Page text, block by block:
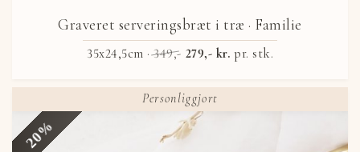
Graveret serveringsbræt i træ · Familie
35x24,5cm ·349,- 279,- kr. pr. stk.
20%
Personliggjort